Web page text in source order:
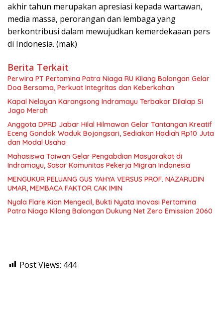
akhir tahun merupakan apresiasi kepada wartawan,
media massa, perorangan dan lembaga yang
berkontribusi dalam mewujudkan kemerdekaaan pers
di Indonesia. (mak)
Berita Terkait
Perwira PT Pertamina Patra Niaga RU Kilang Balongan Gelar
Doa Bersama, Perkuat Integritas dan Keberkahan
Kapal Nelayan Karangsong Indramayu Terbakar Dilalap Si
Jago Merah
Anggota DPRD Jabar Hilal Hilmawan Gelar Tantangan Kreatif
Eceng Gondok Waduk Bojongsari, Sediakan Hadiah Rp10 Juta
dan Modal Usaha
Mahasiswa Taiwan Gelar Pengabdian Masyarakat di
Indramayu, Sasar Komunitas Pekerja Migran Indonesia
MENGUKUR PELUANG GUS YAHYA VERSUS PROF. NAZARUDIN
UMAR, MEMBACA FAKTOR CAK IMIN
Nyala Flare Kian Mengecil, Bukti Nyata Inovasi Pertamina
Patra Niaga Kilang Balongan Dukung Net Zero Emission 2060
Post Views: 444